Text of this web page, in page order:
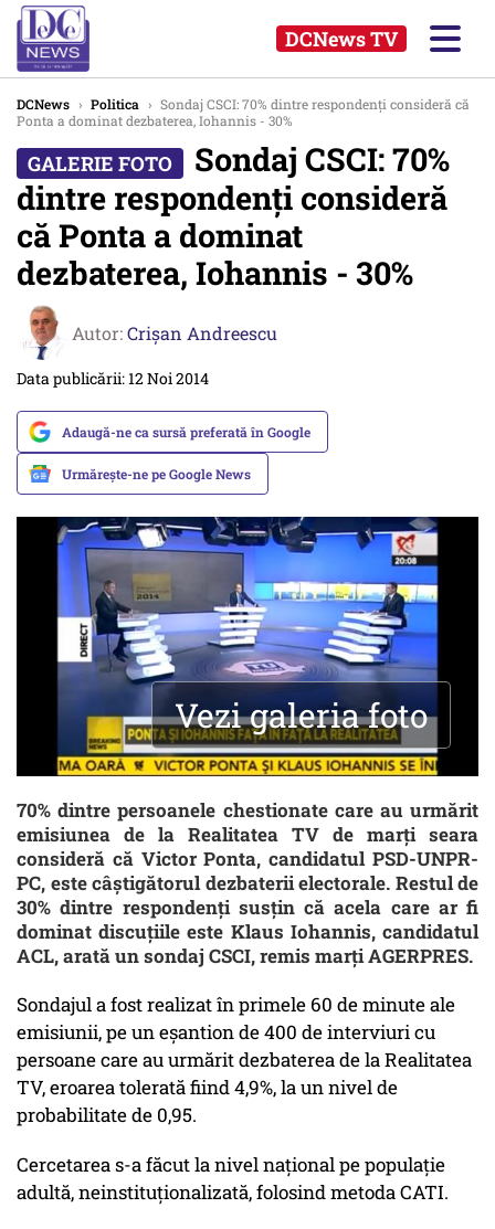
DCNews TV
DCNews › Politica › Sondaj CSCI: 70% dintre respondenți consideră că
Ponta a dominat dezbaterea, Iohannis - 30%
Sondaj CSCI: 70%
dintre respondenți consideră
că Ponta a dominat
dezbaterea, Iohannis - 30%
Autor:Crişan Andreescu
Data publicării: 12 Noi 2014
Adaugă-ne ca sursă preferată în Google
Urmărește-ne pe Google News
Vezi galeria foto
70% dintre persoanele chestionate care au urmărit
emisiunea de la Realitatea TV de marți seara
consideră că Victor Ponta, candidatul PSD-UNPR-
PC, este câștigătorul dezbaterii electorale. Restul de
30% dintre respondenți susțin că acela care ar fi
dominat discuțiile este Klaus Iohannis, candidatul
ACL, arată un sondaj CSCI, remis marți AGERPRES.
Sondajul a fost realizat în primele 60 de minute ale
emisiunii, pe un eșantion de 400 de interviuri cu
persoane care au urmărit dezbaterea de la Realitatea
TV, eroarea tolerată fiind 4,9%, la un nivel de
probabilitate de 0,95.
Cercetarea s-a făcut la nivel național pe populație
adultă, neinstituționalizată, folosind metoda CATI.